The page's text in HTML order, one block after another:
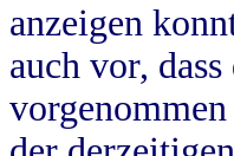
anzeigen
auch vor,